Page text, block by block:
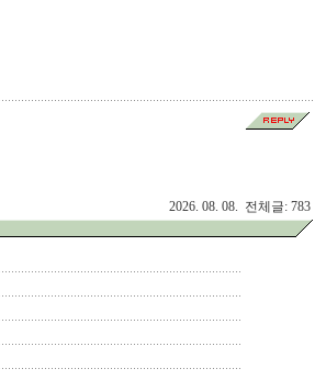
2026. 08. 08. 전체글: 783